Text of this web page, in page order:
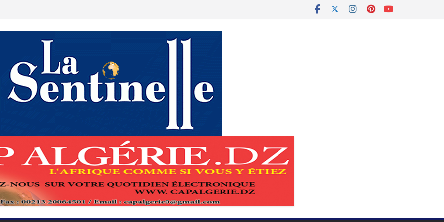
bilan d’une Algérie souveraine et
rempart de la stabilité
souligne une « convergence de vue
du 2 juillet : FFS et Ennahda font leur
: Trois personnes sous mandat